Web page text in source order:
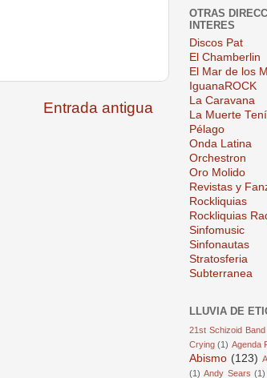
Entrada antigua
OTRAS
INTERES
Discos Pat
El Chamberlin
El Mar de los
IguanaROCK
La Caravana
La Muerte
Pélago
Onda Latina
Orchestron
Oro Molido
Revistas y
Rockliquias
Rockliquias
Sinfomusic
Sinfonautas
Stratosferia
Subterranea
LLUVIA DE
21st Schizoid Band
Crying (1) Agenda
Abismo (123)
(1) Andy Sears (1)